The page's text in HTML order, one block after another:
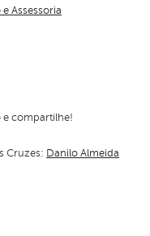
Assessoria
e compartilhe!
Cruzes: Danilo Almeida